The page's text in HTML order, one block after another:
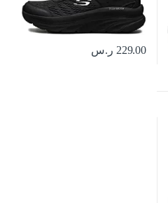
229.00 ر.س